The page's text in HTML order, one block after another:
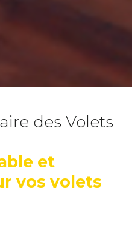
des Volets
et
vos volets